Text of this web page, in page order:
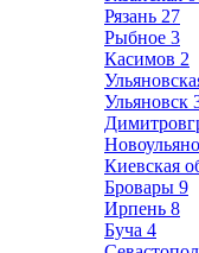
Рязань 27
Рыбное 3
Касимов 2
Ульяновск
Киевская
Бровары 9
Ирпень 8
Буча 4